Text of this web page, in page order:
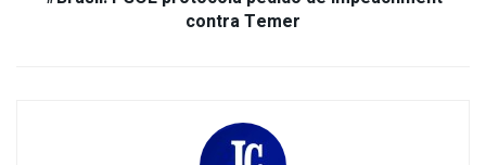
contra Temer